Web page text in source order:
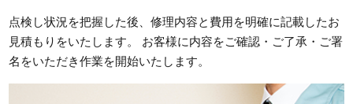
点検し状況を把握した後、修理内容と費用を明確に記載したお
見積もりをいたします。 お客様に内容をご確認・ご了承・ご署
名をいただき作業を開始いたします。